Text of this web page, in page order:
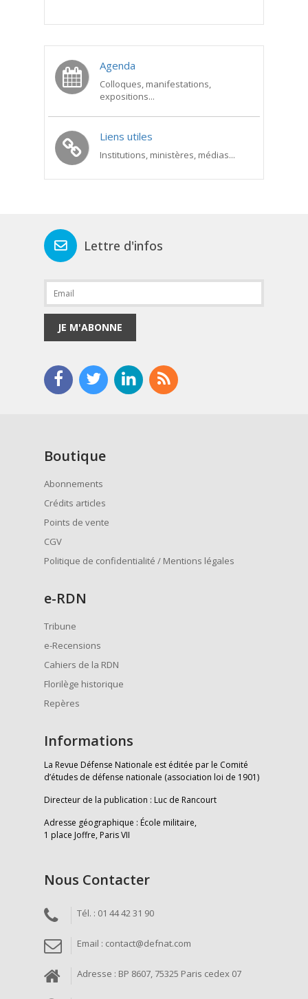
Agenda
Colloques, manifestations,
expositions...
Liens utiles
Institutions, ministères, médias...
Lettre d'infos
JE M'ABONNE
Boutique
Abonnements
Crédits articles
Points de vente
CGV
Politique de confidentialité / Mentions légales
e-RDN
Tribune
e-Recensions
Cahiers de la RDN
Florilège historique
Repères
Informations
La Revue Défense Nationale est éditée par le Comité
d’études de défense nationale (association loi de 1901)
Directeur de la publication : Luc de Rancourt
Adresse géographique : École militaire,
1 place Joffre, Paris VII
Nous Contacter
Tél. : 01 44 42 31 90
Email : contact@defnat.com
Adresse : BP 8607, 75325 Paris cedex 07